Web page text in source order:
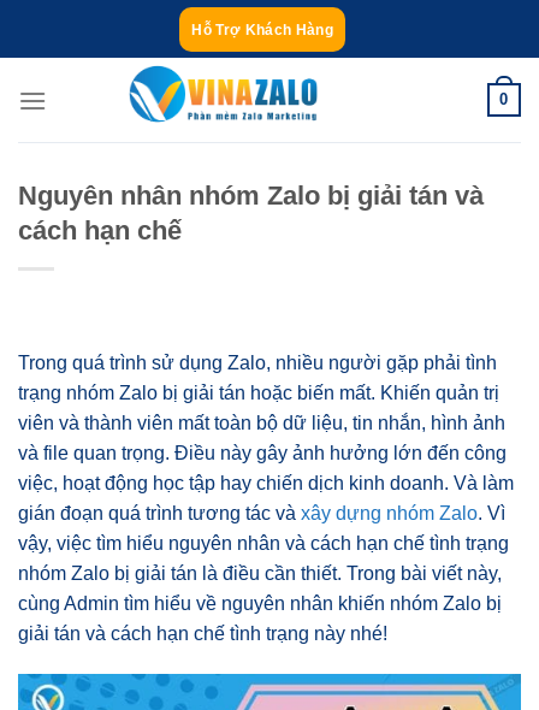
dung
Hỗ Trợ Khách Hàng
0
Nguyên nhân nhóm Zalo bị giải tán và
cách hạn chế
Trong quá trình sử dụng Zalo, nhiều người gặp phải tình
trạng nhóm Zalo bị giải tán hoặc biến mất. Khiến quản trị
viên và thành viên mất toàn bộ dữ liệu, tin nhắn, hình ảnh
và file quan trọng. Điều này gây ảnh hưởng lớn đến công
việc, hoạt động học tập hay chiến dịch kinh doanh. Và làm
gián đoạn quá trình tương tác và xây dựng nhóm Zalo. Vì
vậy, việc tìm hiểu nguyên nhân và cách hạn chế tình trạng
nhóm Zalo bị giải tán là điều cần thiết. Trong bài viết này,
cùng Admin tìm hiểu về nguyên nhân khiến nhóm Zalo bị
giải tán và cách hạn chế tình trạng này nhé!